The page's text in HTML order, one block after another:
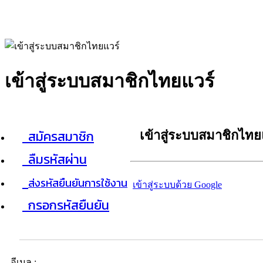
เข้าสู่ระบบสมาชิกไทยแวร์
สมัครสมาชิก
ลืมรหัสผ่าน
ส่งรหัสยืนยันการใช้งาน
กรอกรหัสยืนยัน
เข้าสู่ระบบสมาชิกไท
เข้าสู่ระบบด้วย Google